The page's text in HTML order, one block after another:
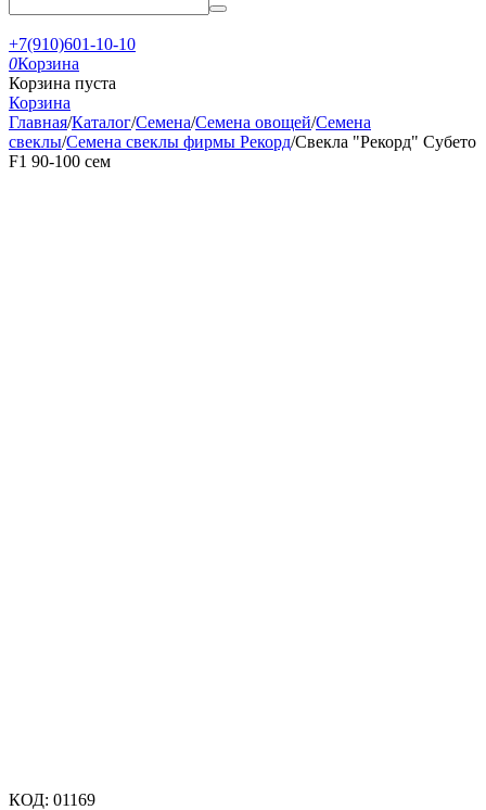
+7(910)601-10-10
0Корзина
Корзина пуста
Корзина
Главная/Каталог/Семена/Семена овощей/Семена
свеклы/Семена свеклы фирмы Рекорд/Свекла "Рекорд" Субето
F1 90-100 сем
КОД: 01169